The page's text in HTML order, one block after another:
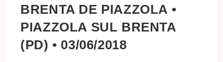
BRENTA DE PIAZZOLA •
PIAZZOLA SUL BRENTA
(PD) • 03/06/2018